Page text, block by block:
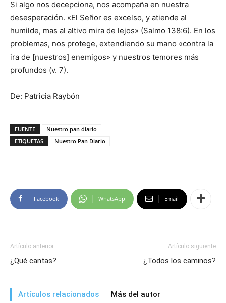
Si algo nos decepciona, nos acompaña en nuestra
desesperación. «El Señor es excelso, y atiende al
humilde, mas al altivo mira de lejos» (Salmo 138:6). En los
problemas, nos protege, extendiendo su mano «contra la
ira de [nuestros] enemigos» y nuestros temores más
profundos (v. 7).
De: Patricia Raybón
FUENTE
Nuestro pan diario
ETIQUETAS
Nuestro Pan Diario
Facebook WhatsApp Email
Artículo anterior
¿Qué cantas?
Artículo siguiente
¿Todos los caminos?
Artículos relacionados Más del autor